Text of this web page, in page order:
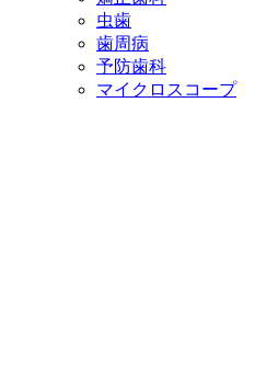
虫歯
歯周病
予防歯科
マイクロスコープ